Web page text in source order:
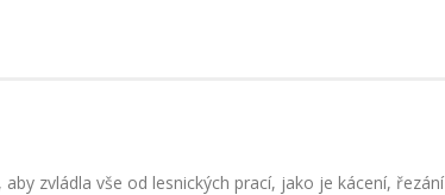
zvládla vše od lesnických prací, jako je kácení, řezání